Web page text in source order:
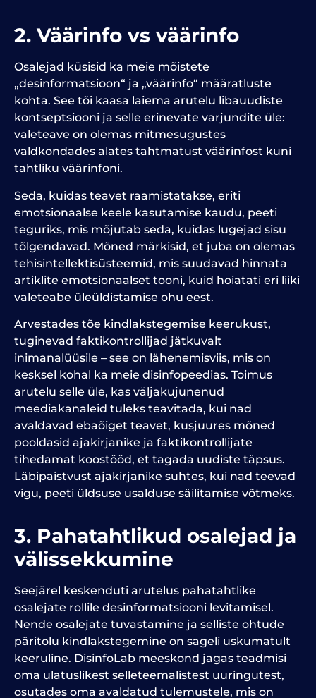
2. Väärinfo vs väärinfo
Osalejad küsisid ka meie mõistete
„desinformatsioon“ ja „väärinfo“ määratluste
kohta. See tõi kaasa laiema arutelu libauudiste
kontseptsiooni ja selle erinevate varjundite üle:
valeteave on olemas mitmesugustes
valdkondades alates tahtmatust väärinfost kuni
tahtliku väärinfoni.
Seda, kuidas teavet raamistatakse, eriti
emotsionaalse keele kasutamise kaudu, peeti
teguriks, mis mõjutab seda, kuidas lugejad sisu
tõlgendavad. Mõned märkisid, et juba on olemas
tehisintellektisüsteemid, mis suudavad hinnata
artiklite emotsionaalset tooni, kuid hoiatati eri liiki
valeteabe üleüldistamise ohu eest.
Arvestades tõe kindlakstegemise keerukust,
tuginevad faktikontrollijad jätkuvalt
inimanalüüsile – see on lähenemisviis, mis on
kesksel kohal ka meie disinfopeedias. Toimus
arutelu selle üle, kas väljakujunenud
meediakanaleid tuleks teavitada, kui nad
avaldavad ebaõiget teavet, kusjuures mõned
pooldasid ajakirjanike ja faktikontrollijate
tihedamat koostööd, et tagada uudiste täpsus.
Läbipaistvust ajakirjanike suhtes, kui nad teevad
vigu, peeti üldsuse usalduse säilitamise võtmeks.
3. Pahatahtlikud osalejad ja
välissekkumine
Seejärel keskenduti arutelus pahatahtlike
osalejate rollile desinformatsiooni levitamisel.
Nende osalejate tuvastamine ja selliste ohtude
päritolu kindlakstegemine on sageli uskumatult
keeruline. DisinfoLab meeskond jagas teadmisi
oma ulatuslikest selleteemalistest uuringutest,
osutades oma avaldatud tulemustele, mis on